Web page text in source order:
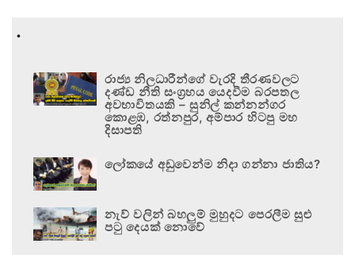
.
රාජ්‍ය නිලධාරීන්ගේ වැරදි තීරණවලට
දණ්ඩ නීති සංග්‍රහය යෙදවීම බරපතල
අවභාවිතයකි – සුනිල් කන්නන්ගර
කොළඹ, රත්නපුර, අම්පාර හිටපු මහ
දිසාපති
ලෝකයේ අඩුවෙන්ම නිදා ගන්නා ජාතිය?
නැව් වලින් බහලුම් මුහුදට පෙරලීම සුළු
පටු දෙයක් නොවේ